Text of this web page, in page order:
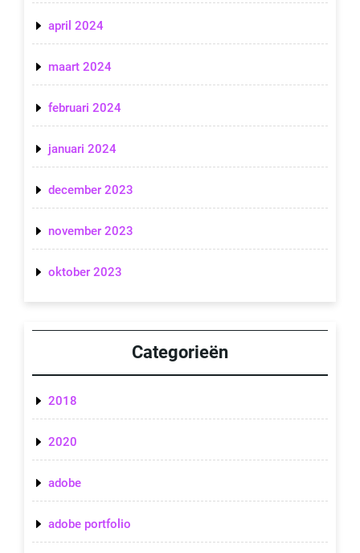
april 2024
maart 2024
februari 2024
januari 2024
december 2023
november 2023
oktober 2023
Categorieën
2018
2020
adobe
adobe portfolio